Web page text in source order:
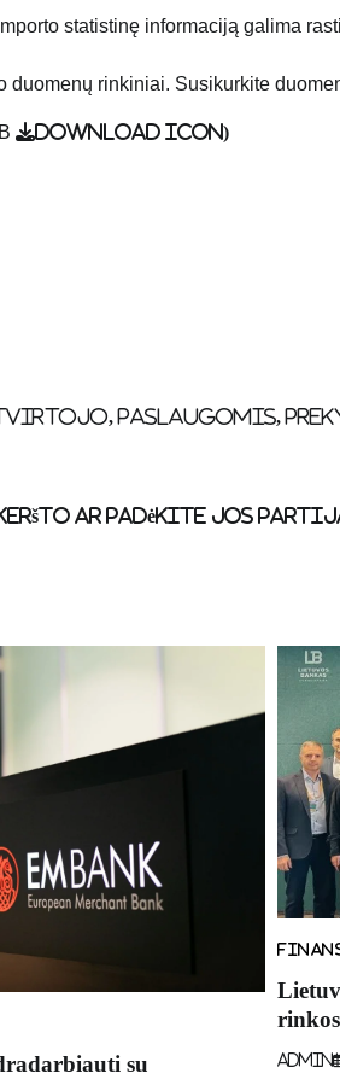
statistinę informaciją galima
duomenų rinkiniai. Susikurkite
download icon)
, paslaugomis,
keršto ar padėkite jos
su
Admin